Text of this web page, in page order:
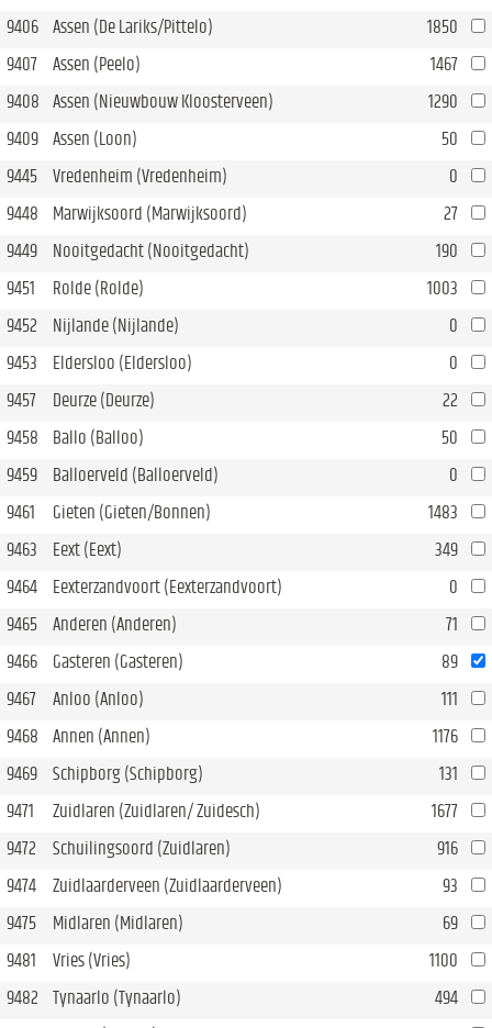
9406
Assen (De Lariks/Pittelo)
1850
9407
Assen (Peelo)
1467
9408
Assen (Nieuwbouw Kloosterveen)
1290
9409
Assen (Loon)
50
9445
Vredenheim (Vredenheim)
0
9448
Marwijksoord (Marwijksoord)
27
9449
Nooitgedacht (Nooitgedacht)
190
9451
Rolde (Rolde)
1003
9452
Nijlande (Nijlande)
0
9453
Eldersloo (Eldersloo)
0
9457
Deurze (Deurze)
22
9458
Ballo (Balloo)
50
9459
Balloerveld (Balloerveld)
0
9461
Gieten (Gieten/Bonnen)
1483
9463
Eext (Eext)
349
9464
Eexterzandvoort (Eexterzandvoort)
0
9465
Anderen (Anderen)
71
9466
Gasteren (Gasteren)
89
9467
Anloo (Anloo)
111
9468
Annen (Annen)
1176
9469
Schipborg (Schipborg)
131
9471
Zuidlaren (Zuidlaren/ Zuidesch)
1677
9472
Schuilingsoord (Zuidlaren)
916
9474
Zuidlaarderveen (Zuidlaarderveen)
93
9475
Midlaren (Midlaren)
69
9481
Vries (Vries)
1100
9482
Tynaarlo (Tynaarlo)
494